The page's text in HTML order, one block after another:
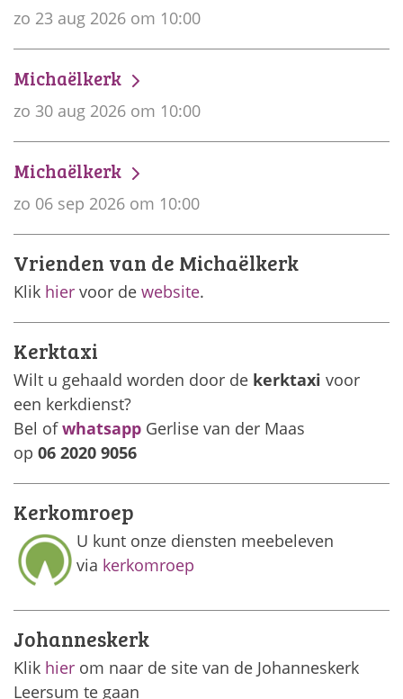
zo 23 aug 2026 om 10:00
Michaëlkerk
zo 30 aug 2026 om 10:00
Michaëlkerk
zo 06 sep 2026 om 10:00
Vrienden van de Michaëlkerk
Klik hier voor de website.
Kerktaxi
Wilt u gehaald worden door de kerktaxi voor
een kerkdienst?
Bel ofwhatsapp Gerlise van der Maas
op 06 2020 9056
Kerkomroep
U kunt onze diensten meebeleven
via kerkomroep
Johanneskerk
Klik hier om naar de site van de Johanneskerk
Leersum te gaan